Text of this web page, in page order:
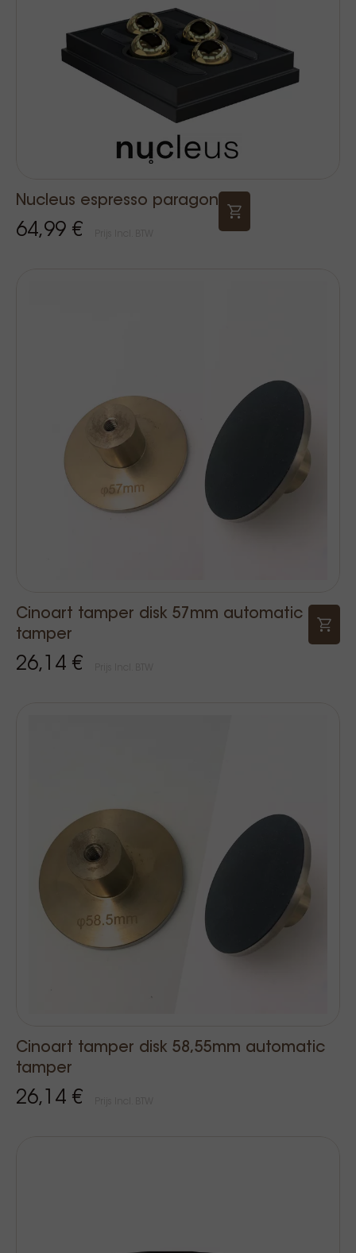
Nucleus espresso paragon
64,99 €
Cinoart tamper disk 57mm automatic
tamper
26,14 €
Cinoart tamper disk 58,55mm automatic
tamper
26,14 €